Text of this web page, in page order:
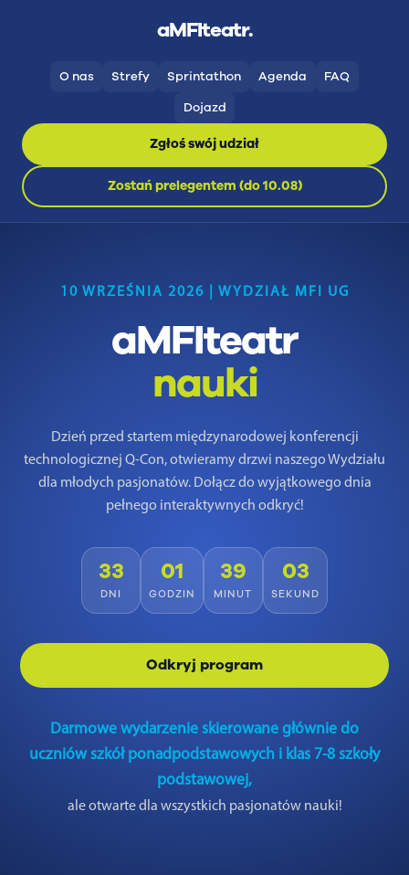
aMFIteatr.
O nas Strefy Sprintathon Agenda
FAQ
Dojazd
Zgłoś swój udział
Zostań prelegentem (do 10.08)
10 WRZEŚNIA 2026 | WYDZIAŁ MFI UG
aMFIteatr
nauki
Dzień przed startem międzynarodowej konferencji
technologicznej Q-Con, otwieramy drzwi naszego Wydziału
dla młodych pasjonatów. Dołącz do wyjątkowego dnia
pełnego interaktywnych odkryć!
33
DNI
01
GODZIN
39
MINUT
02
SEKUND
Odkryj program
Darmowe wydarzenie skierowane głównie do
uczniów szkół ponadpodstawowych i klas 7-8 szkoły
podstawowej,
ale otwarte dla wszystkich pasjonatów nauki!